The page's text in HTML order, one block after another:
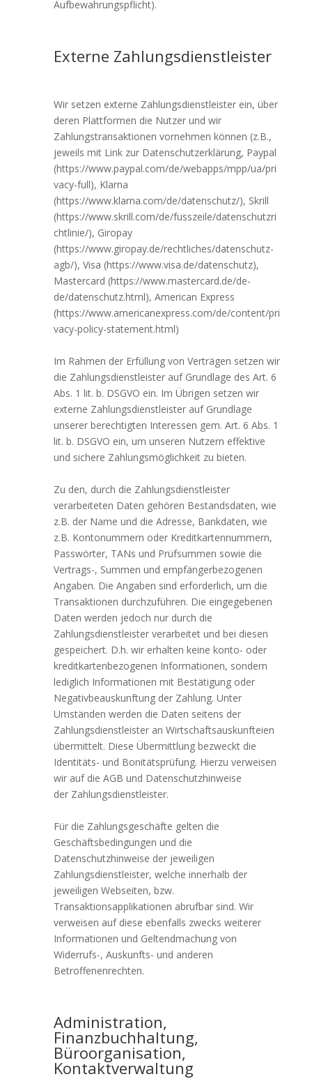
Aufbewahrungspflicht).
Externe Zahlungsdienstleister
Wir setzen externe Zahlungsdienstleister ein, über
deren Plattformen die Nutzer und wir
Zahlungstransaktionen vornehmen können (z.B.,
jeweils mit Link zur Datenschutzerklärung, Paypal
(https://www.paypal.com/de/webapps/mpp/ua/pri
vacy-full), Klarna
(https://www.klarna.com/de/datenschutz/), Skrill
(https://www.skrill.com/de/fusszeile/datenschutzri
chtlinie/), Giropay
(https://www.giropay.de/rechtliches/datenschutz-
agb/), Visa (https://www.visa.de/datenschutz),
Mastercard (https://www.mastercard.de/de-
de/datenschutz.html), American Express
(https://www.americanexpress.com/de/content/pri
vacy-policy-statement.html)
Im Rahmen der Erfüllung von Verträgen setzen wir
die Zahlungsdienstleister auf Grundlage des Art. 6
Abs. 1 lit. b. DSGVO ein. Im Übrigen setzen wir
externe Zahlungsdienstleister auf Grundlage
unserer berechtigten Interessen gem. Art. 6 Abs. 1
lit. b. DSGVO ein, um unseren Nutzern effektive
und sichere Zahlungsmöglichkeit zu bieten.
Zu den, durch die Zahlungsdienstleister
verarbeiteten Daten gehören Bestandsdaten, wie
z.B. der Name und die Adresse, Bankdaten, wie
z.B. Kontonummern oder Kreditkartennummern,
Passwörter, TANs und Prüfsummen sowie die
Vertrags-, Summen und empfängerbezogenen
Angaben. Die Angaben sind erforderlich, um die
Transaktionen durchzuführen. Die eingegebenen
Daten werden jedoch nur durch die
Zahlungsdienstleister verarbeitet und bei diesen
gespeichert. D.h. wir erhalten keine konto- oder
kreditkartenbezogenen Informationen, sondern
lediglich Informationen mit Bestätigung oder
Negativbeauskunftung der Zahlung. Unter
Umständen werden die Daten seitens der
Zahlungsdienstleister an Wirtschaftsauskunfteien
übermittelt. Diese Übermittlung bezweckt die
Identitäts- und Bonitätsprüfung. Hierzu verweisen
wir auf die AGB und Datenschutzhinweise
der Zahlungsdienstleister.
Für die Zahlungsgeschäfte gelten die
Geschäftsbedingungen und die
Datenschutzhinweise der jeweiligen
Zahlungsdienstleister, welche innerhalb der
jeweiligen Webseiten, bzw.
Transaktionsapplikationen abrufbar sind. Wir
verweisen auf diese ebenfalls zwecks weiterer
Informationen und Geltendmachung von
Widerrufs-, Auskunfts- und anderen
Betroffenenrechten.
Administration,
Finanzbuchhaltung,
Büroorganisation,
Kontaktverwaltung